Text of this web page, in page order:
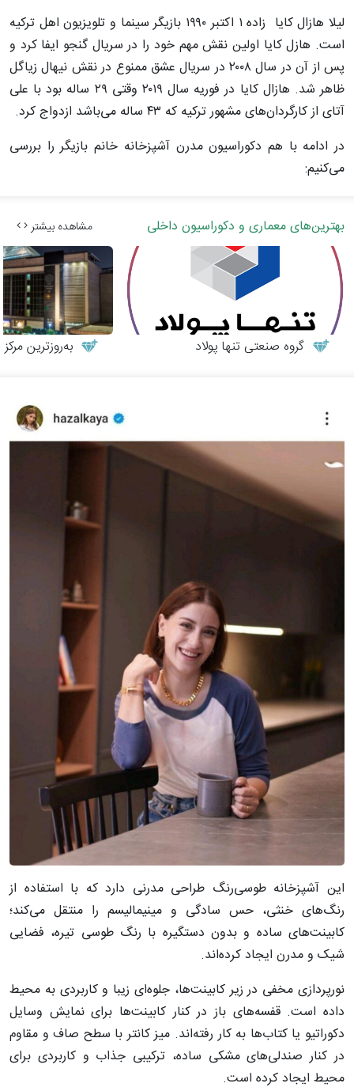
لیلا هازال کایا زاده ۱ اکتبر ۱۹۹۰ بازیگر سینما و تلویزیون اهل ترکیه
است. هازل کایا اولین نقش مهم خود را در سریال گنجو ایفا کرد و
پس از آن در سال ۲۰۰۸ در سریال عشق ممنوع در نقش نیهال زیاگل
ظاهر شد. هازال کایا در فوریه سال ۲۰۱۹ وقتی ۲۹ ساله بود با علی
آتای از کارگردان‌های مشهور ترکیه که ۴۳ ساله می‌باشد ازدواج کرد.
در ادامه با هم دکوراسیون مدرن آشپزخانه خانم بازیگر را بررسی
می‌کنیم:
بهترین‌های معماری و دکوراسیون داخلی مشاهده بیشتر
گروه صنعتی تنها پولاد به‌روزترین مرکز
این آشپزخانه طوسی‌رنگ طراحی مدرنی دارد که با استفاده از
رنگ‌های خنثی، حس سادگی و مینیمالیسم را منتقل می‌کند؛
کابینت‌های ساده و بدون دستگیره با رنگ طوسی تیره، فضایی
شیک و مدرن ایجاد کرده‌اند.
نورپردازی مخفی در زیر کابینت‌ها، جلوه‌ای زیبا و کاربردی به محیط
داده است. قفسه‌های باز در کنار کابینت‌ها برای نمایش وسایل
دکوراتیو یا کتاب‌ها به کار رفته‌اند. میز کانتر با سطح صاف و مقاوم
در کنار صندلی‌های مشکی ساده، ترکیبی جذاب و کاربردی برای
محیط ایجاد کرده است.